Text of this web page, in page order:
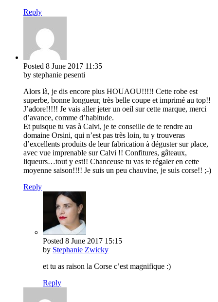
Reply
Posted 8 June 2017 11:35
by stephanie pesenti
Alors là, je dis encore plus HOUAOU!!!!! Cette robe est
superbe, bonne longueur, très belle coupe et imprimé au top!!
J’adore!!!!! Je vais aller jeter un oeil sur cette marque, merci
d’avance, comme d’habitude.
Et puisque tu vas à Calvi, je te conseille de te rendre au
domaine Orsini, qui n’est pas très loin, tu y trouveras
d’excellents produits de leur fabrication à déguster sur place,
avec vue imprenable sur Calvi !! Confitures, gâteaux,
liqueurs…tout y est!! Chanceuse tu vas te régaler en cette
moyenne saison!!!! Je suis un peu chauvine, je suis corse!! ;-)
Reply
Posted 8 June 2017 15:15
by Stephanie Zwicky
et tu as raison la Corse c’est magnifique :)
Reply